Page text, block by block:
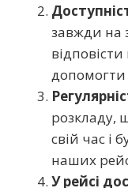
завжди на
допомогти
розкладу,
свій час і
наших
У рейсі